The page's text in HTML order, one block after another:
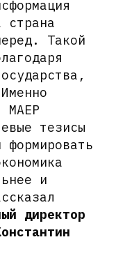
страна
Такой
МАЕР
тезисы
и
директор